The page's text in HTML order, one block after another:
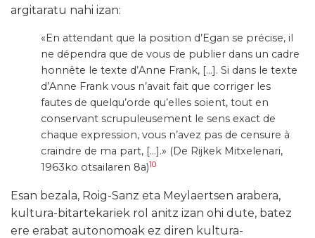
argitaratu nahi izan:
«En attendant que la position d’Egan se précise, il
ne dépendra que de vous de publier dans un cadre
honnête le texte d’Anne Frank, […]. Si dans le texte
d’Anne Frank vous n’avait fait que corriger les
fautes de quelqu’orde qu’elles soient, tout en
conservant scrupuleusement le sens exact de
chaque expression, vous n’avez pas de censure à
craindre de ma part, […].» (De Rijkek Mitxelenari,
1963ko otsailaren 8a)10
Esan bezala, Roig-Sanz eta Meylaertsen arabera,
kultura-bitartekariek rol anitz izan ohi dute, batez
ere erabat autonomoak ez diren kultura-